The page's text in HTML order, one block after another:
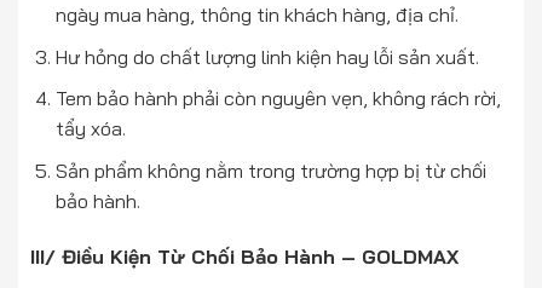
ngày mua hàng, thông tin khách hàng, địa chỉ.
Hư hỏng do chất lượng linh kiện hay lỗi sản xuất.
Tem bảo hành phải còn nguyên vẹn, không rách rời,
tẩy xóa.
Sản phẩm không nằm trong trường hợp bị từ chối
bảo hành.
III/ Điều Kiện Từ Chối Bảo Hành – GOLDMAX